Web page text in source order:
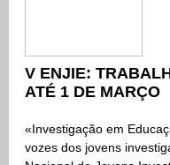
V ENJIE:
ATÉ 1 DE MARÇO
«Investigação em
vozes dos jovens